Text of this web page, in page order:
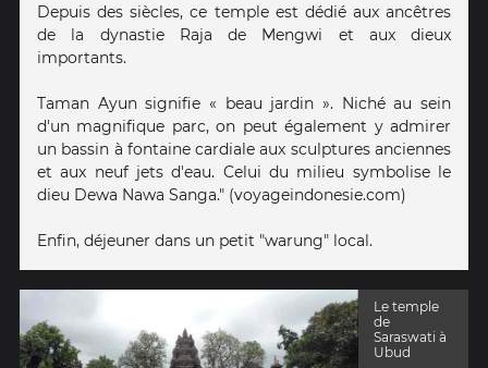
Depuis des siècles, ce temple est dédié aux ancêtres
de la dynastie Raja de Mengwi et aux dieux
importants.
Taman Ayun signifie « beau jardin ». Niché au sein
d'un magnifique parc, on peut également y admirer
un bassin à fontaine cardiale aux sculptures anciennes
et aux neuf jets d'eau. Celui du milieu symbolise le
dieu Dewa Nawa Sanga." (voyageindonesie.com)
Enfin, déjeuner dans un petit "warung" local.
Le temple
de
Saraswati à
Ubud